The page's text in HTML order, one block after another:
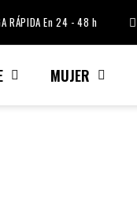
RÁPIDA En 24 - 48 h
MUJER